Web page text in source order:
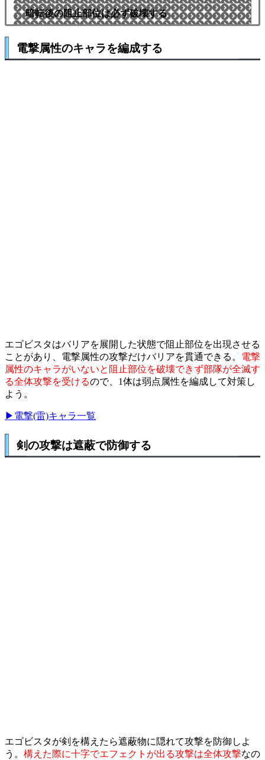
暗転後の阻止部位は必ず破壊する
電撃属性のキャラを編成する
エゴビスタはバリアを展開した状態で阻止部位を出現させる
ことがあり、電撃属性の攻撃だけバリアを貫通できる。 電撃
属性のキャラがいないと阻止部位を破壊できず部隊が全滅す
る全体攻撃を受けるので、1体は弱点属性を編成して対策し
よう。
▶電撃(雷)キャラ一覧
剣の攻撃は遮蔽で防御する
エゴビスタが剣を構えたら遮蔽物に隠れて攻撃を防御しよ
う。 構えた際に十字でエフェクトが出る攻撃は全体攻撃なの